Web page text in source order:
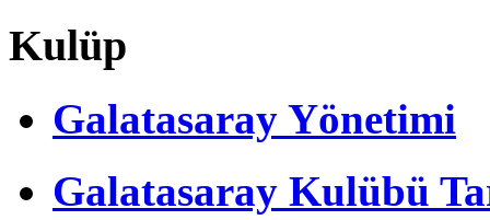
Kulüp
Galatasaray Yönetimi
Galatasaray Kulübü